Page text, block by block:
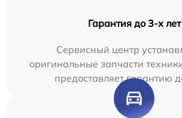
Гарантия до 3-х лет
Сервисный центр
оригинальные запчасти
предоставляет гарантию